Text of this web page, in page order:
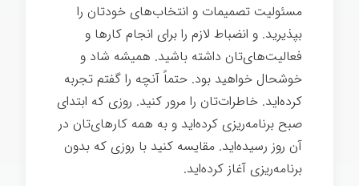
مسئولیت تصمیمات و انتخاب‌های خودتان را
بپذیرید. و انضباط لازم را برای انجام کارها و
فعالیت‌های‌تان داشته باشید. همیشه شاد و
خوشحال خواهید بود. حتماً آنچه را گفتم تجربه
کرده‌اید. خاطرات‌تان را مرور کنید. روزی که ابتدای
صبح برنامه‌ریزی کرده‌اید و به همه کارهای‌تان در
آن روز رسیده‌اید. مقایسه کنید با روزی که بدون
برنامه‌ریزی آغاز کرده‌اید.